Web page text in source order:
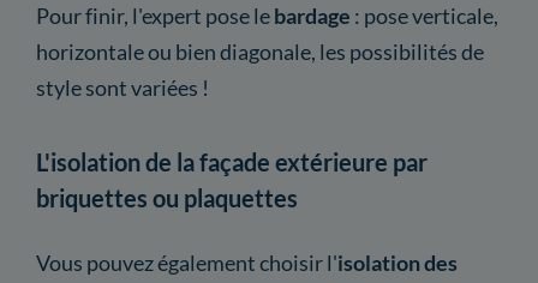
Pour finir, l'expert pose lebardage : pose verticale,
horizontale ou bien diagonale, les possibilités de
style sont variées !
L'isolation de la façade extérieure par
briquettes ou plaquettes
Vous pouvez également choisir l'isolation des